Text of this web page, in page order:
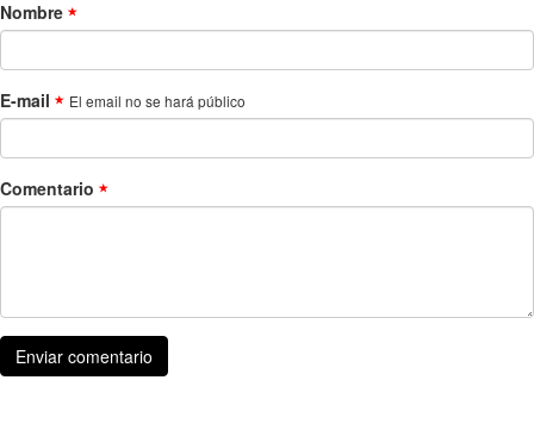
Nombre
E-mail El email no se hará público
Comentario